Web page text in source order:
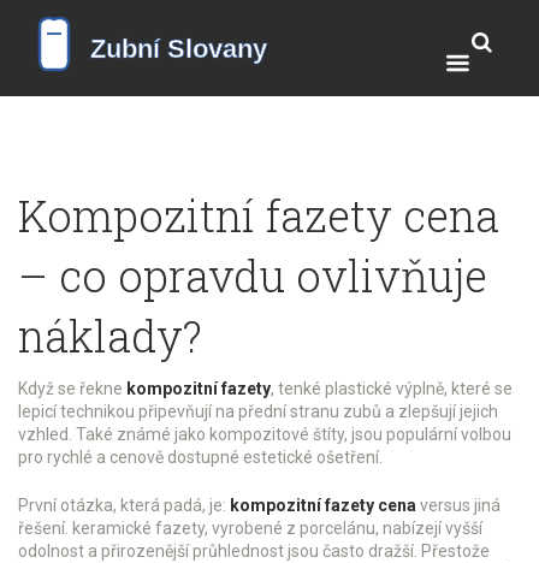
Kompozitní fazety cena
– co opravdu ovlivňuje
náklady?
Když se řekne kompozitní fazety, tenké plastické výplně, které se
lepicí technikou připevňují na přední stranu zubů a zlepšují jejich
vzhled . Také známé jako kompozitové štíty, jsou populární volbou
pro rychlé a cenově dostupné estetické ošetření.
První otázka, která padá, je: kompozitní fazety cena versus jiná
řešení. keramické fazety, vyrobené z porcelánu, nabízejí vyšší
odolnost a přirozenější průhlednostjsou často dražší. Přestože